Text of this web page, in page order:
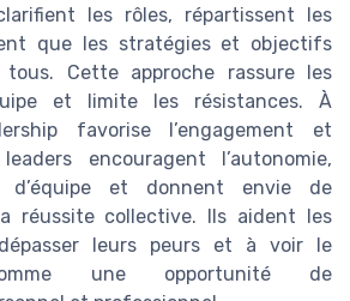
les rôles, répartissent les
que les stratégies et objectifs
Cette approche rassure les
et limite les résistances. À
favorise l’engagement et
encouragent l’autonomie,
d’équipe et donnent envie de
réussite collective. Ils aident les
leurs peurs et à voir le
une opportunité de